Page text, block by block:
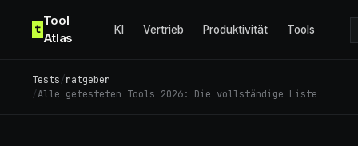
t
Tool
Atlas
KI Vertrieb Produktivität Tools
Tests/ratgeber
/Alle getesteten Tools 2026: Die vollständige Liste